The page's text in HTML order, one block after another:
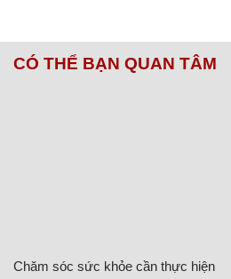
CÓ THỂ BẠN QUAN TÂM
Chăm sóc sức khỏe cần thực hiện